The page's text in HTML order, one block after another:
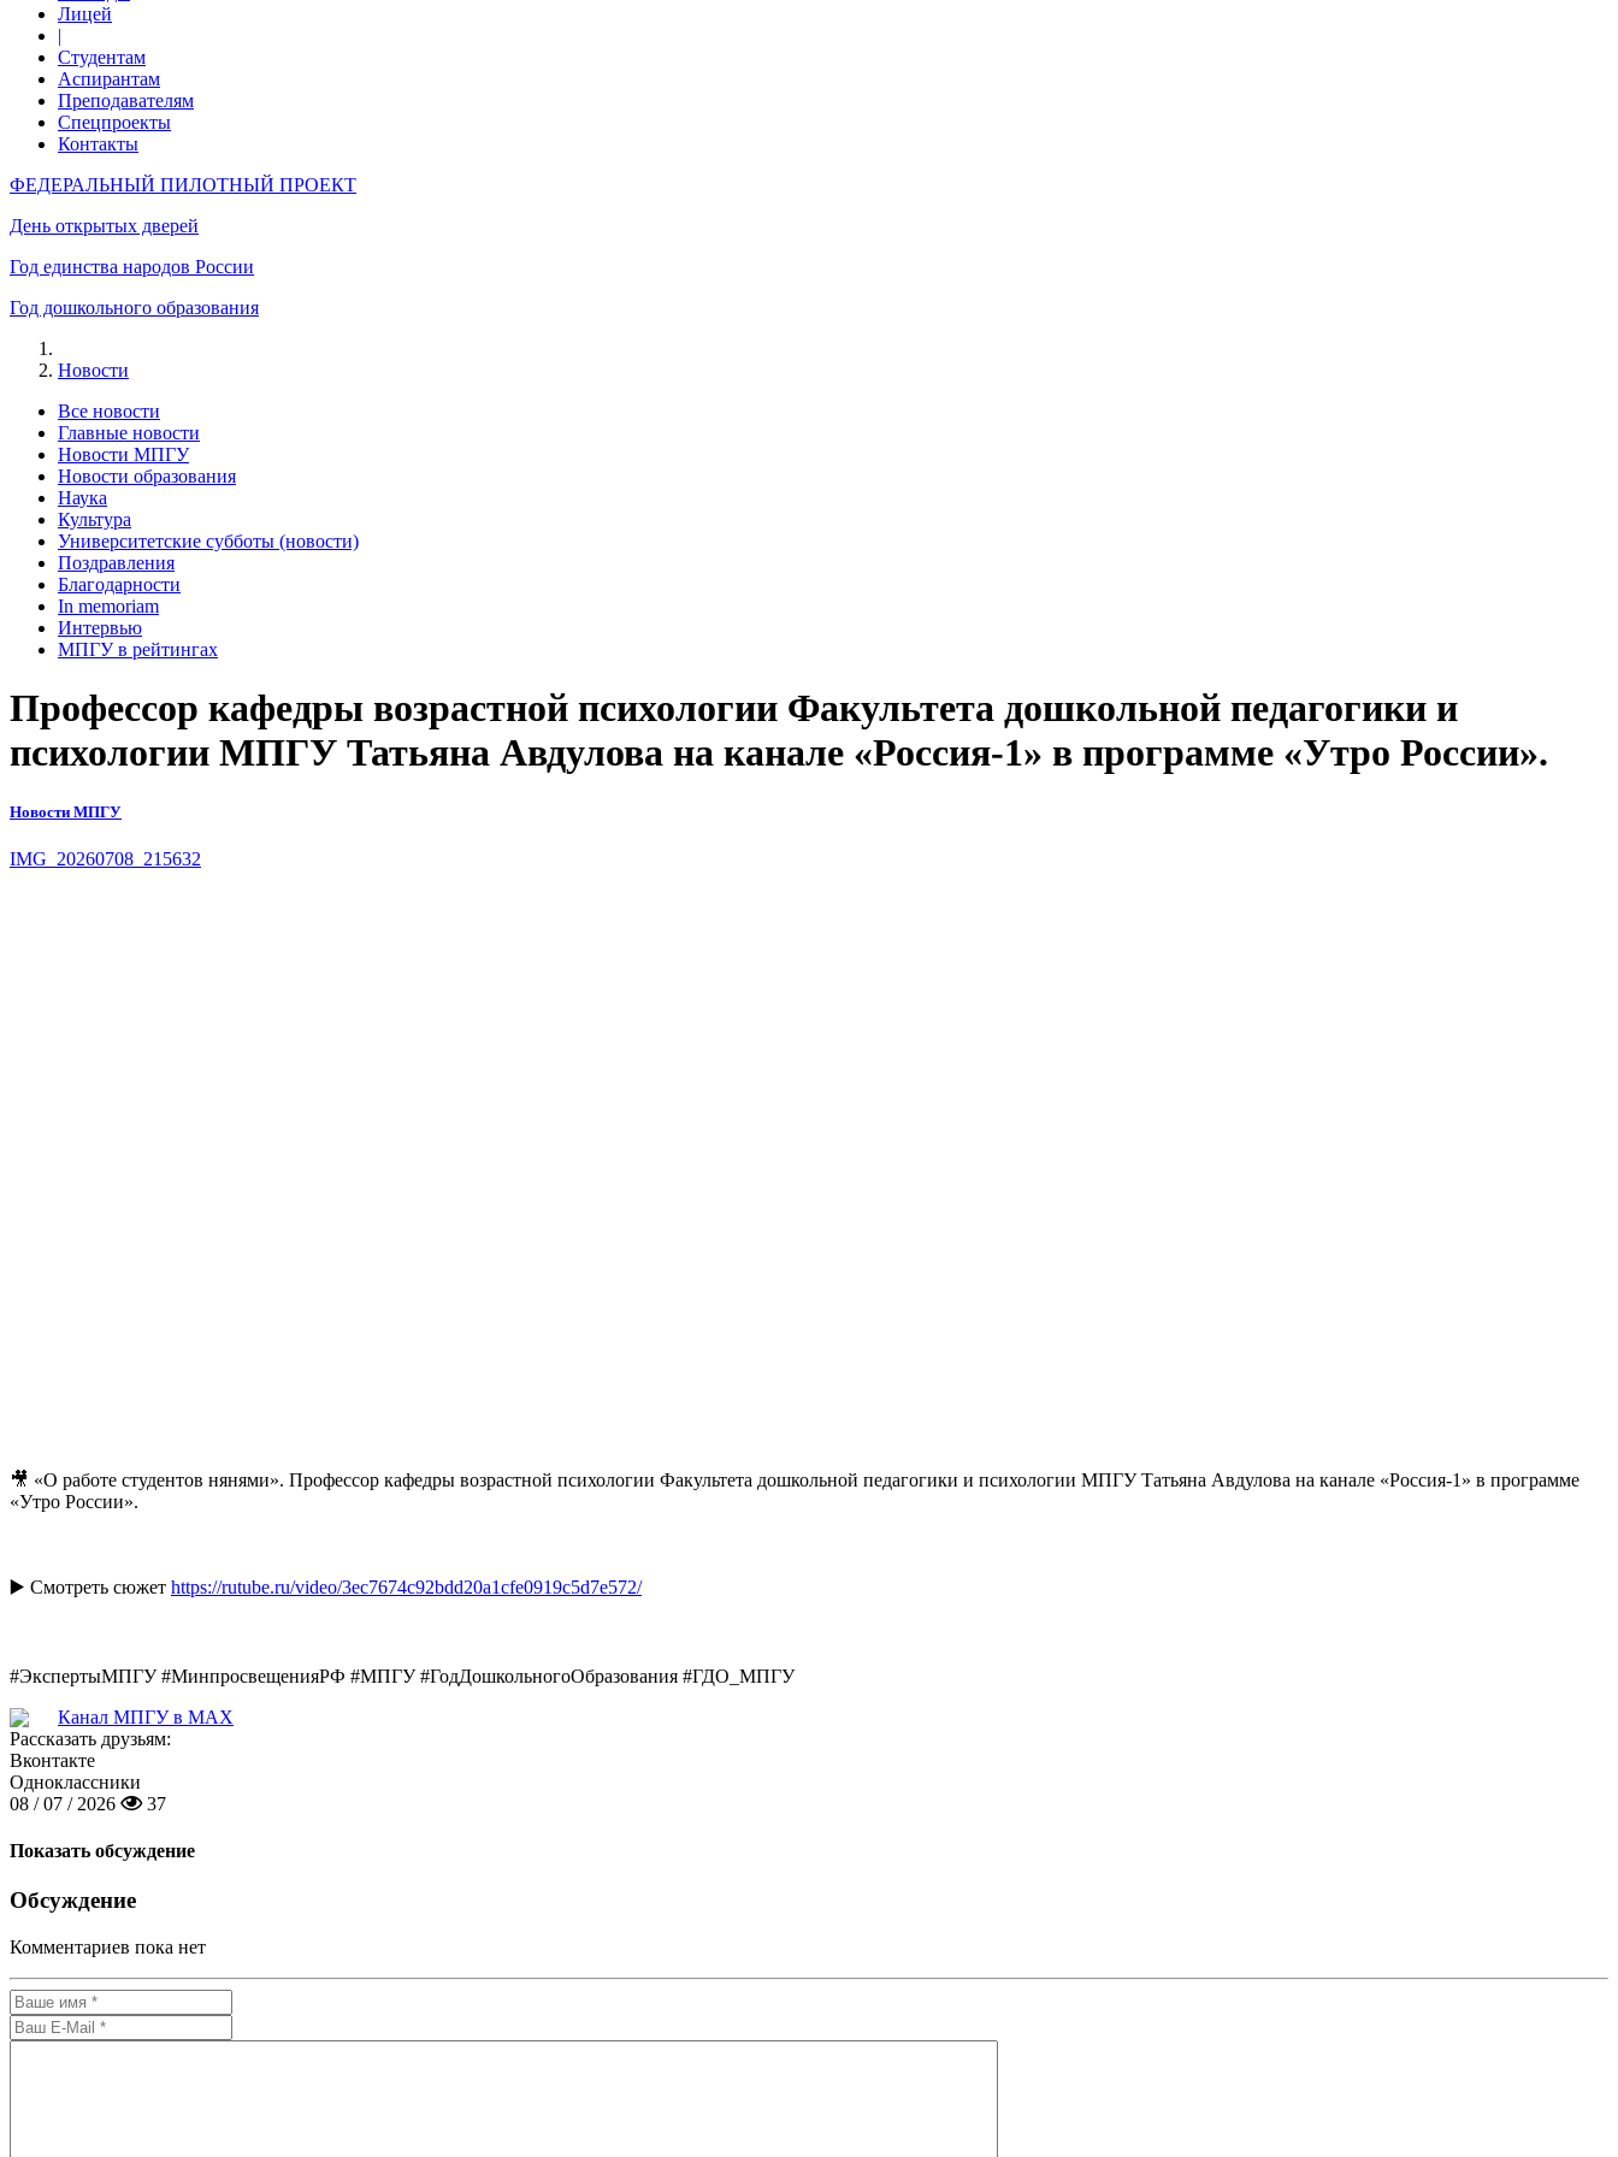
Лицей
|
Студентам
Аспирантам
Преподавателям
Спецпроекты
Контакты
ФЕДЕРАЛЬНЫЙ ПИЛОТНЫЙ ПРОЕКТ
День открытых дверей
Год единства народов России
Год дошкольного образования
Новости
Все новости
Главные новости
Новости МПГУ
Новости образования
Наука
Культура
Университетские субботы (новости)
Поздравления
Благодарности
In memoriam
Интервью
МПГУ в рейтингах
Профессор кафедры возрастной психологии Факультета дошкольной педагогики и
психологии МПГУ Татьяна Авдулова на канале «Россия-1» в программе «Утро России».
Новости МПГУ
IMG_20260708_215632
🎥 «О работе студентов нянями». Профессор кафедры возрастной психологии Факультета дошкольной педагогики и психологии МПГУ Татьяна Авдулова на канале «Россия-1» в программе
«Утро России».
▶️ Смотреть сюжет https://rutube.ru/video/3ec7674c92bdd20a1cfe0919c5d7e572/
#ЭкспертыМПГУ #МинпросвещенияРФ #МПГУ #ГодДошкольногоОбразования #ГДО_МПГУ
Канал МПГУ в MAX
Рассказать друзьям:
Вконтакте
Одноклассники
08 / 07 / 2026
37
Показать обсуждение
Обсуждение
Комментариев пока нет